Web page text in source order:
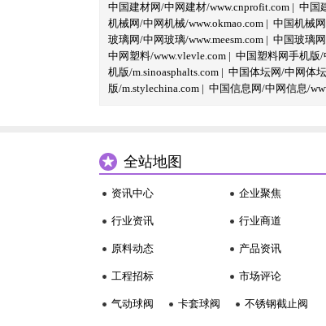
中国建材网/中网建材/www.cnprofit.com | 中国
机械网/中网机械/www.okmao.com | 中国机械
玻璃网/中网玻璃/www.meesm.com | 中国玻璃
中网塑料/www.vlevle.com | 中国塑料网手机版
机版/m.sinoasphalts.com | 中国体坛网/中网体
版/m.stylechina.com | 中国信息网/中网信息/
全站地图
资讯中心
行业资讯
原料动态
工程招标
企业聚焦
行业商道
产品资讯
市场评论
气动球阀 卡套球阀 不锈钢截止阀